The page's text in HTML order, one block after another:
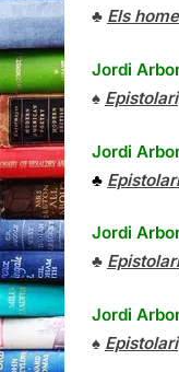
♣ Els
Jordi
♠ Epistolari
Jordi
♣ Epistolari
Jordi
♣ Epistolari
Jordi
♠ Epistolari